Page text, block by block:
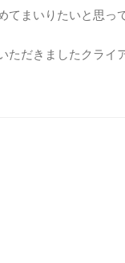
まいりたいと思っ
だきましたクライ